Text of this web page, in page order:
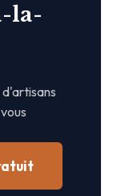
la-